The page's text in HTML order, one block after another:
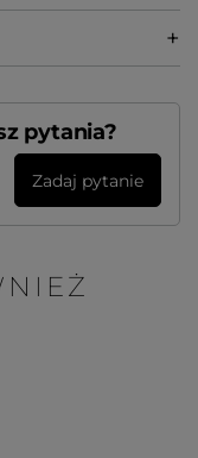
pytania?
Zadaj pytanie